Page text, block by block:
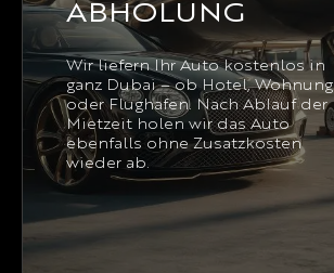
ABHOLUNG
Wir liefern Ihr Auto kostenlos in
ganz Dubai – ob Hotel, Wohnung
oder Flughafen. Nach Ablauf der
Mietzeit holen wir das Auto
ebenfalls ohne Zusatzkosten
wieder ab.